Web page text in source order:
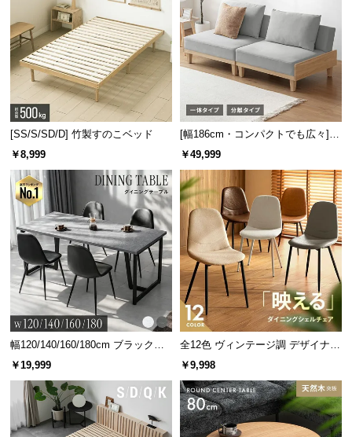
たっぷり収まる引き出し収納
小物の整理にピッタリな4段の引き出し。A4サイズも
収まる奥行きでノートやファイルも仕舞えます。
[SS/S/SD/D] 竹製すのこベッド
￥8,999
[幅186cm・コンパクトでも広々] 3
人掛けソファベッド リクライニン
￥49,999
幅120/140/160/180cm ブラックフ
レーム ダイニング 大理石調 4人掛
￥19,999
全12色 ヴィンテージ調 デザイナー
ズシェルチェア
￥9,998